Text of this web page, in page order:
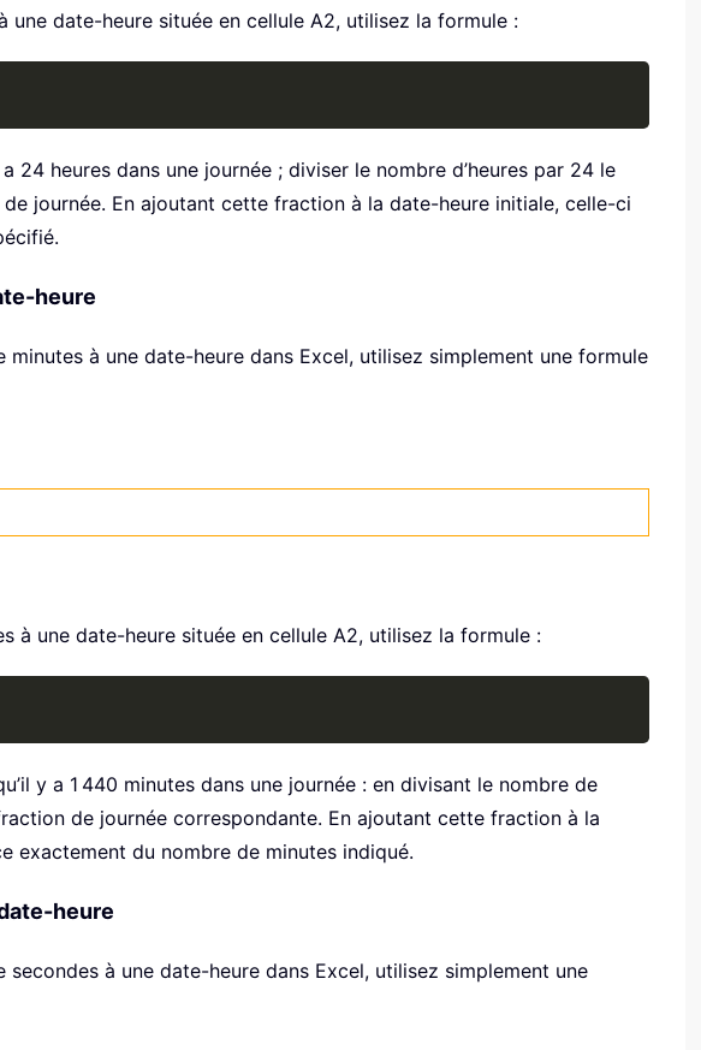
une date-heure située en cellule A2, utilisez la formule :
24 heures dans une journée ; diviser le nombre d’heures par 24 le
journée. En ajoutant cette fraction à la date-heure initiale, celle-ci
heure
à une date-heure dans Excel, utilisez simplement une formule
à une date-heure située en cellule A2, utilisez la formule :
y a 1 440 minutes dans une journée : en divisant le nombre de
de journée correspondante. En ajoutant cette fraction à la
exactement du nombre de minutes indiqué.
heure
à une date-heure dans Excel, utilisez simplement une